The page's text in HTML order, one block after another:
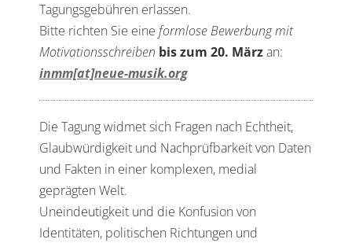
Tagungsgebühren erlassen.
Bitte richten Sie eine formlose Bewerbung mit
Motivationsschreiben bis zum 20. Märzan:
inmm[at]neue-musik.org
Die Tagung widmet sich Fragen nach Echtheit,
Glaubwürdigkeit und Nachprüfbarkeit von Daten
und Fakten in einer komplexen, medial
geprägten Welt.
Uneindeutigkeit und die Konfusion von
Identitäten, politischen Richtungen und